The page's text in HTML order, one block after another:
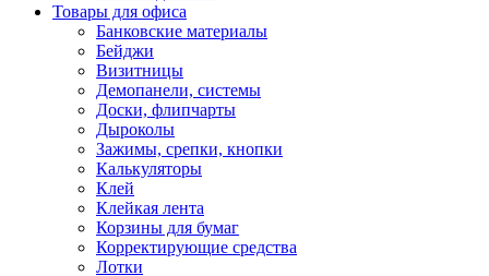
Товары для офиса
Банковские материалы
Бейджи
Визитницы
Демопанели, системы
Доски, флипчарты
Дыроколы
Зажимы, срепки, кнопки
Калькуляторы
Клей
Клейкая лента
Корзины для бумаг
Корректирующие средства
Лотки